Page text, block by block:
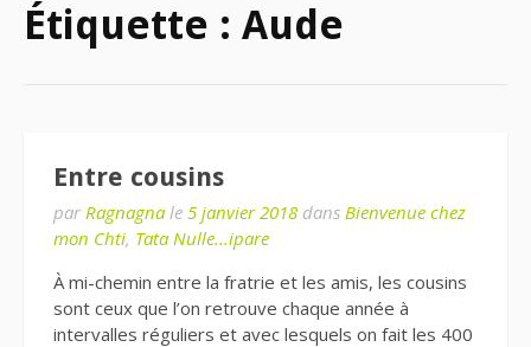
Étiquette : Aude
Entre cousins
par Ragnagna le 5 janvier 2018 dans Bienvenue chez
mon Chti, Tata Nulle...ipare
À mi-chemin entre la fratrie et les amis, les cousins
sont ceux que l’on retrouve chaque année à
intervalles réguliers et avec lesquels on fait les 400